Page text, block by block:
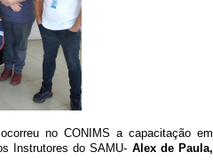
no CONIMS a capacitação em
Instrutores do SAMU- Alex de Paula,